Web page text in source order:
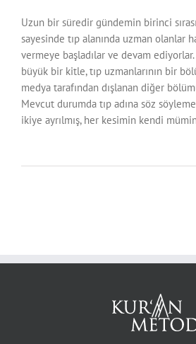
Uzun bir süredir gündemin birinci
sayesinde tıp alanında uzman olanlar
vermeye başladılar ve devam
büyük bir kitle, tıp uzmanlarının bir
medya tarafından dışlanan diğer
Mevcut durumda tıp adına söz
ikiye ayrılmış, her kesimin kendi